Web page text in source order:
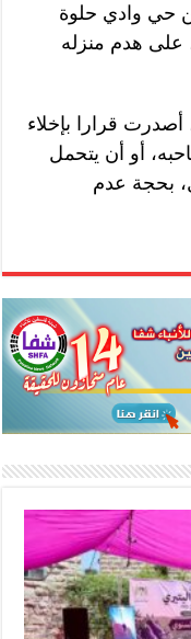
حي وادي حلوة
على هدم منزله
قرارا بإخلاء
أو أن يتحمل
بحجة عدم